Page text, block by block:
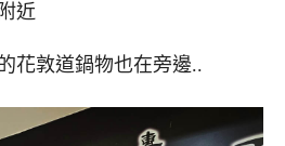
近
花敦道鍋物也在旁邊..